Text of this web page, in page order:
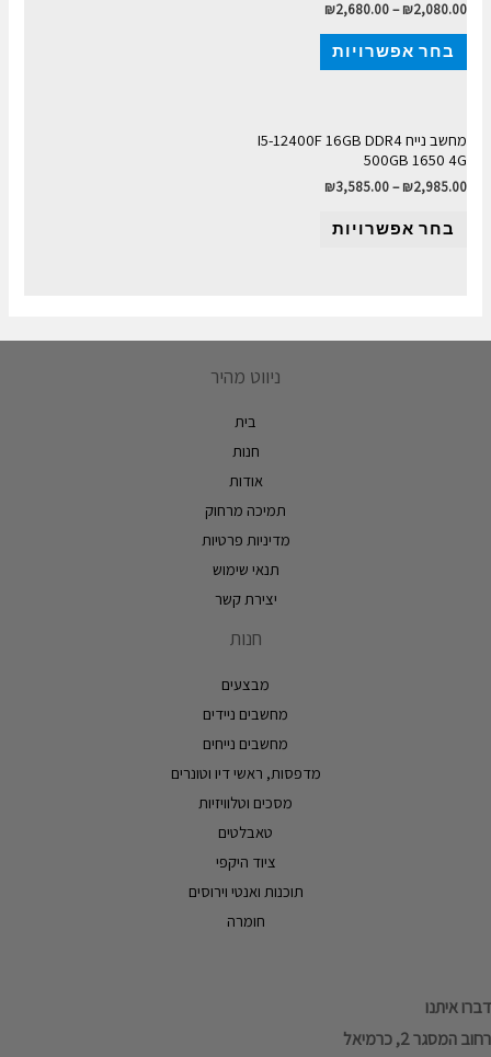
₪2,080.00
–
₪2,680.00
בחר אפשרויות
מחשב נייח I5-12400F 16GB DDR4
500GB 1650 4G
₪2,985.00
–
₪3,585.00
בחר אפשרויות
ניווט מהיר
בית
חנות
אודות
תמיכה מרחוק
מדיניות פרטיות
תנאי שימוש
יצירת קשר
חנות
מבצעים
מחשבים ניידים
מחשבים נייחים
מדפסות, ראשי דיו וטונרים
מסכים וטלוויזיות
טאבלטים
ציוד היקפי
תוכנות ואנטי וירוסים
חומרה
דברו איתנו
רחוב המסגר 2, כרמיאל